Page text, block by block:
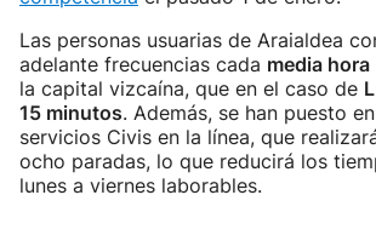
Las personas usuarias de Araialdea
adelante frecuencias cada media hora
la capital vizcaína, que en el caso de
15 minutos. Además, se han puesto
servicios Civis en la línea, que
ocho paradas, lo que reducirá los
lunes a viernes laborables.